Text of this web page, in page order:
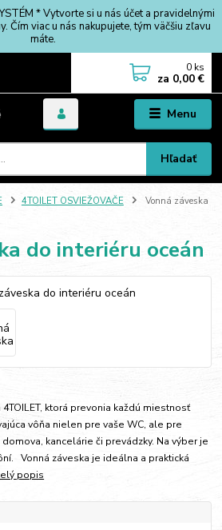
* Vytvorte si u nás účet a pravidelnými
Čím viac u nás nakupujete, tým väčšiu zľavu
máte.
Menu
Hľadať
0 ks
za 0,00 €
4TOILET OSVIEŽOVAČE
Vonná záveska
do interiéru oceán
ktorá prevonia každú miestnosť
vôňa nielen pre vaše WC, ale pre
kancelárie či prevádzky. Na výber je
Vonná záveska je ideálna a praktická
popis